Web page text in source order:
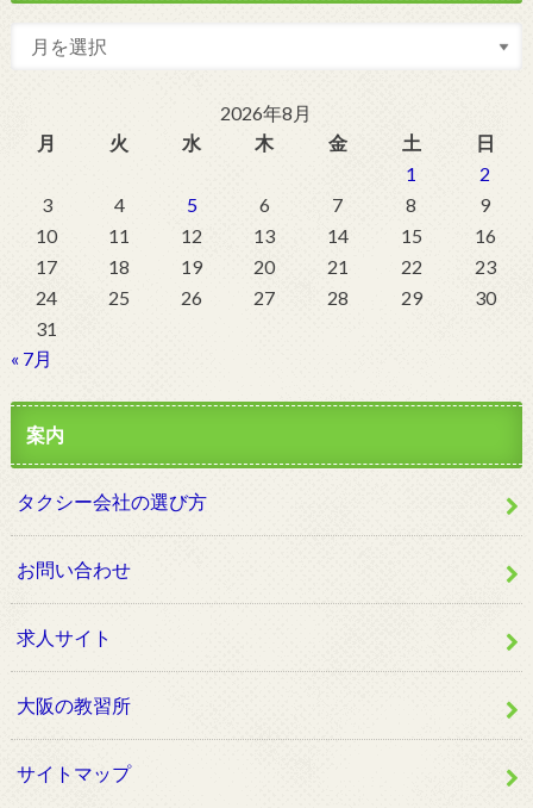
2026年8月
月
火 水 木 金 土
日
1
2
3
4 5 6 7 8
9
10
11 12 13 14 15
16
17
18 19 20 21 22
23
24
25 26 27 28 29
30
31
« 7月
案内
タクシー会社の選び方
お問い合わせ
求人サイト
大阪の教習所
サイトマップ